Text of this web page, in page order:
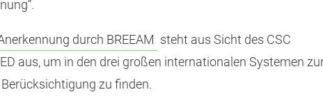
durch BREEAM steht aus Sicht des CSC
aus, um in den drei großen internationalen Systemen
zu finden.